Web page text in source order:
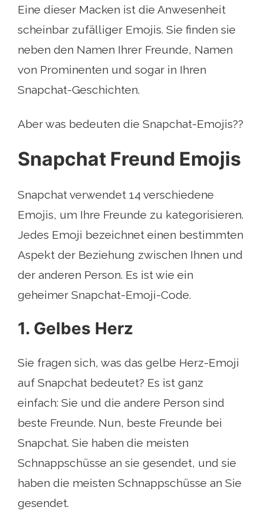
Eine dieser Macken ist die Anwesenheit
scheinbar zufälliger Emojis. Sie finden sie
neben den Namen Ihrer Freunde, Namen
von Prominenten und sogar in Ihren
Snapchat-Geschichten.
Aber was bedeuten die Snapchat-Emojis??
Snapchat Freund Emojis
Snapchat verwendet 14 verschiedene
Emojis, um Ihre Freunde zu kategorisieren.
Jedes Emoji bezeichnet einen bestimmten
Aspekt der Beziehung zwischen Ihnen und
der anderen Person. Es ist wie ein
geheimer Snapchat-Emoji-Code.
1. Gelbes Herz
Sie fragen sich, was das gelbe Herz-Emoji
auf Snapchat bedeutet? Es ist ganz
einfach: Sie und die andere Person sind
beste Freunde. Nun, beste Freunde bei
Snapchat. Sie haben die meisten
Schnappschüsse an sie gesendet, und sie
haben die meisten Schnappschüsse an Sie
gesendet.